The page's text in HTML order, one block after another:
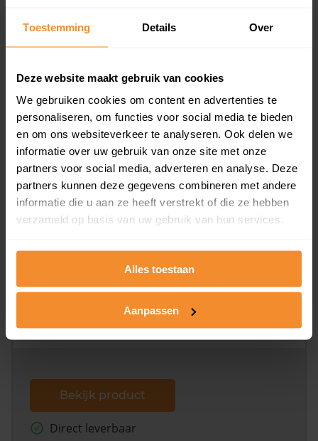
Toestemming Details Over
Deze website maakt gebruik van cookies
We gebruiken cookies om content en advertenties te
personaliseren, om functies voor social media te bieden
en om ons websiteverkeer te analyseren. Ook delen we
informatie over uw gebruik van onze site met onze
partners voor social media, adverteren en analyse. Deze
partners kunnen deze gegevens combineren met andere
informatie die u aan ze heeft verstrekt of die ze hebben
verzameld op basis van uw gebruik van hun services.
Alles toestaan
Aanpassen
en koopdatum) binnen een postcodegebied. Dit
koopsommen.
Bekijk product
Direct leverbaar
Kadastrale kaart pakket
Alleen globale ligging perceel
omliggende percelen met de kadastrale erfgrenzen,
Bekijk product
Direct leverbaar